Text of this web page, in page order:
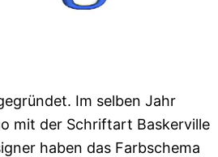
Im selben Jahr
mit der Schriftart Baskerville
haben das Farbschema